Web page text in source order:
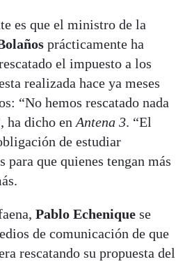
es que el ministro de la
prácticamente ha
el impuesto a los
realizada hace ya meses
“No hemos rescatado nada
ha dicho en Antena 3. “El
de estudiar
para que quienes tengan más
Pablo Echenique se
de comunicación de que
rescatando su propuesta del